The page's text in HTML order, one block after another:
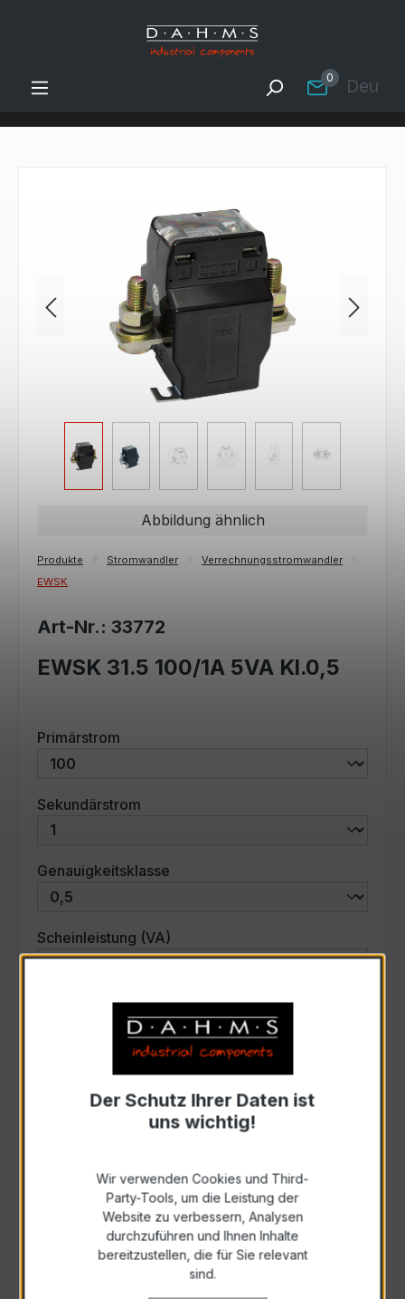
Zum Hauptinhalt springen
0
Bildergalerie überspringen
Abbildung ähnlich
Produkte Stromwandler
Verrechnungsstromwandler
EWSK
Art-Nr.: 33772
EWSK 31.5 100/1A 5VA Kl.0,5
Primärstrom
Sekundärstrom
Genauigkeitsklasse
Scheinleistung (VA)
Anfrage schriftlich
Zur Sammelanfrage hinzufügen
Anfrage telefonisch
Als PDF exportieren
Der Schutz Ihrer Daten ist
uns wichtig!
Wir verwenden Cookies und Third-
Party-Tools, um die Leistung der
Website zu verbessern, Analysen
durchzuführen und Ihnen Inhalte
bereitzustellen, die für Sie relevant
sind.